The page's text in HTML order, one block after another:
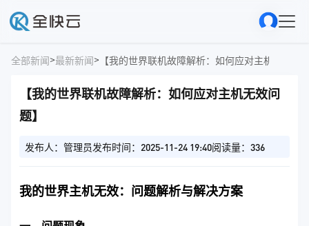
全部新闻>最新新闻> 【我的世界联机故障解析：如何应对主机无效问
【我的世界联机故障解析：如何应对主机无效问
题】
发布人：管理员发布时间：2025-11-24 19:40阅读量：336
我的世界主机无效：问题解析与解决方案